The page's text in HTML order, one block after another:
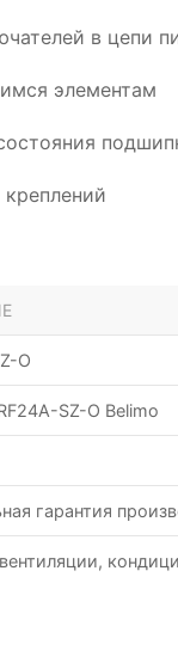
в цепи
элементам
O
SZ-O Belimo
гарантия